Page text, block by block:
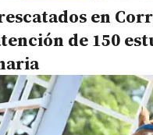
en
de 150